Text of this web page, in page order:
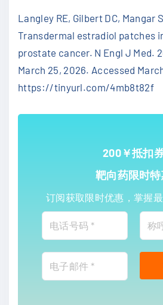
Langley RE, Gilbert DC, Mangar
Transdermal estradiol patches
prostate cancer. N Engl J Med.
March 25, 2026. Accessed
https://tinyurl.com/4mb8t82f
200￥抵扣
靶向药限时
订阅获取限时优惠，掌握